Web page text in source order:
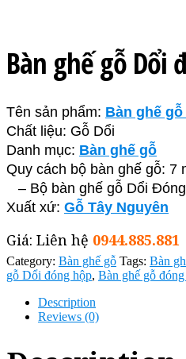
Bàn ghế gỗ Dổi
Tên sản phẩm: Bàn ghế gỗ
Chất liệu: Gỗ Dổi
Danh mục: Bàn ghế gỗ
Quy cách bộ bàn ghế gỗ: 7
– Bộ bàn ghế gỗ Dổi
Xuất xứ: Gỗ Tây Nguyên
Giá: Liên hệ 0944.885.881
Category: Bàn ghế gỗ Tags: Bàn
gỗ Dổi đóng hộp, Bàn ghế gỗ
Description
Reviews (0)